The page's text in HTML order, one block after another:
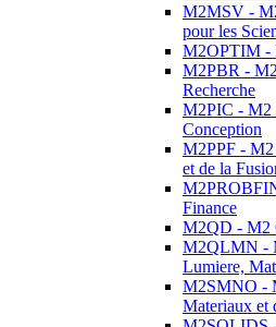
M2MSV -
pour les
M2OPTIM -
M2PBR -
Recherche
M2PIC - M2
Conception
M2PPF - M2
et de la
Finance
M2QD - M2
M2QLMN -
Lumiere,
M2SMNO -
Materiaux et